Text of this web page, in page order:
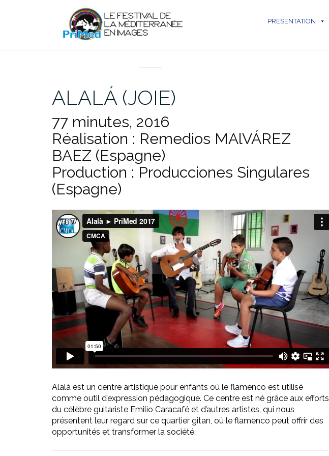
PRESENTATION
ALALÁ (JOIE)
77 minutes, 2016
Réalisation : Remedios MAlVÁREZ
BAEZ (Espagne)
Production : Producciones Singulares
(Espagne)
Alalá est un centre artistique pour enfants où le flamenco est utilisé
comme outil d’expression pédagogique. Ce centre est né grâce aux efforts
du célèbre guitariste Emilio Caracafé et d’autres artistes, qui nous
présentent leur regard sur ce quartier gitan, où le flamenco peut offrir des
opportunités et transformer la société.